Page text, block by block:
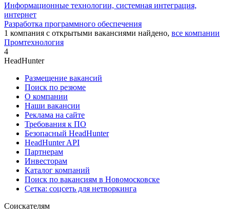
Информационные технологии, системная интеграция,
интернет
Разработка программного обеспечения
1 компания с открытыми вакансиями найдено, все компании
Промтехнология
4
HeadHunter
Размещение вакансий
Поиск по резюме
О компании
Наши вакансии
Реклама на сайте
Требования к ПО
Безопасный HeadHunter
HeadHunter API
Партнерам
Инвесторам
Каталог компаний
Поиск по вакансиям в Новомосковске
Сетка: соцсеть для нетворкинга
Соискателям